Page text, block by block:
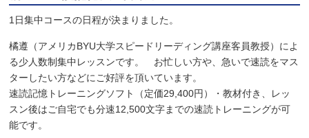
1日集中コースの日程が決まりました。
橘遵（アメリカBYU大学スピードリーディング講座客員教授）によ
る少人数制集中レッスンです。 お忙しい方や、急いで速読をマス
ターしたい方などにご好評を頂いています。
速読記憶トレーニングソフト（定価29,400円）・教材付き、レッ
スン後はご自宅でも分速12,500文字までの速読トレーニングが可
能です。